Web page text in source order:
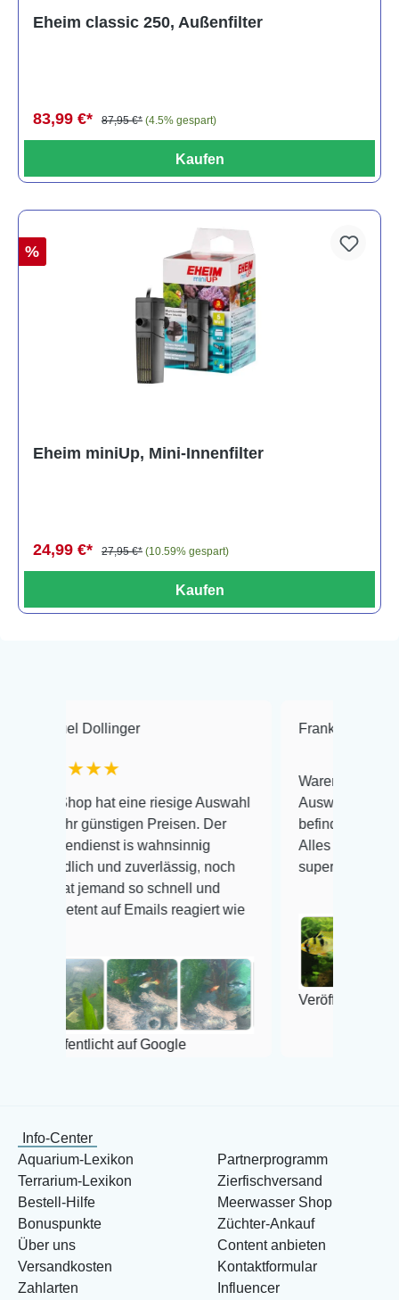
Eheim classic 250, Außenfilter
83,99 €* 87,95 €* (4.5% gespart)
Kaufen
%
Eheim miniUp, Mini-Innenfilter
24,99 €* 27,95 €* (10.59% gespart)
Kaufen
hat eine riesige Auswahl
Preisen. Der
is wahnsinnig
und zuverlässig, noch
so schnell und
auf Emails reagiert wie
auf Google
Frank Hackmayer
Warenanlieferung Top und
Auswahl plus
befinden der Fische
Alles ist quick lebendig und
super Zustand. Gerne
Veröffentlicht auf Google
Info-Center
Aquarium-Lexikon
Terrarium-Lexikon
Bestell-Hilfe
Bonuspunkte
Über uns
Versandkosten
Zahlarten
Partnerprogramm
Zierfischversand
Meerwasser Shop
Züchter-Ankauf
Content anbieten
Kontaktformular
Influencer